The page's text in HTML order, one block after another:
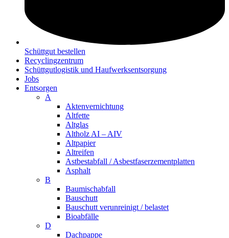
Schüttgut bestellen
Recyclingzentrum
Schüttgutlogistik und Haufwerksentsorgung
Jobs
Entsorgen
A
Aktenvernichtung
Altfette
Altglas
Altholz AI – AIV
Altpapier
Altreifen
Astbestabfall / Asbestfaserzementplatten
Asphalt
B
Baumischabfall
Bauschutt
Bauschutt verunreinigt / belastet
Bioabfälle
D
Dachpappe